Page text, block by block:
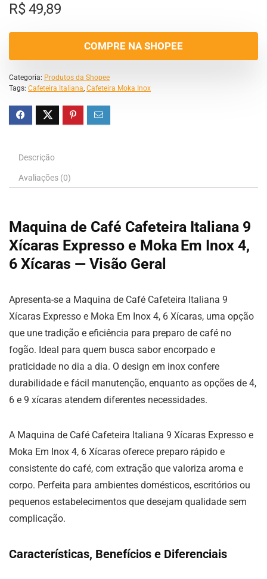
R$49,89
COMPRE NA SHOPEE
Categoria: Produtos da Shopee
Tags: Cafeteira Italiana, Cafeteira Moka Inox
Descrição
Avaliações (0)
Maquina de Café Cafeteira Italiana 9
Xícaras Expresso e Moka Em Inox 4,
6 Xícaras — Visão Geral
Apresenta-se a Maquina de Café Cafeteira Italiana 9
Xícaras Expresso e Moka Em Inox 4, 6 Xícaras, uma opção
que une tradição e eficiência para preparo de café no
fogão. Ideal para quem busca sabor encorpado e
praticidade no dia a dia. O design em inox confere
durabilidade e fácil manutenção, enquanto as opções de 4,
6 e 9 xícaras atendem diferentes necessidades.
A Maquina de Café Cafeteira Italiana 9 Xícaras Expresso e
Moka Em Inox 4, 6 Xícaras oferece preparo rápido e
consistente do café, com extração que valoriza aroma e
corpo. Perfeita para ambientes domésticos, escritórios ou
pequenos estabelecimentos que desejam qualidade sem
complicação.
Características, Benefícios e Diferenciais